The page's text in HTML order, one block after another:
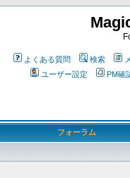
よくある質問 検索
ユーザー設定
PM確
フォーラム